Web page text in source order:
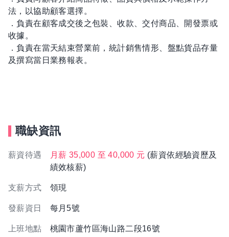
法，以協助顧客選擇。
．負責在顧客成交後之包裝、收款、交付商品、開發票或
收據。
．負責在當天結束營業前，統計銷售情形、盤點貨品存量
及撰寫當日業務報表。
職缺資訊
薪資待遇 月薪 35,000 至 40,000 元 (薪資依經驗資歷及
績效核薪)
支薪方式 領現
發薪資日 每月5號
上班地點 桃園市蘆竹區海山路二段16號